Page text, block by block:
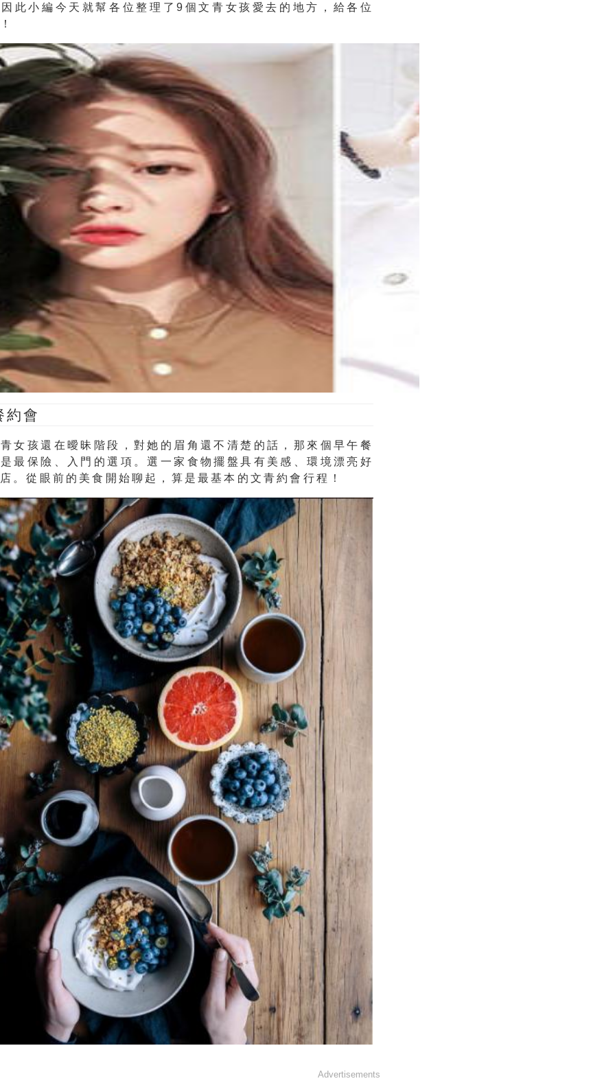
此小編今天就幫各位整理了9個文青女孩愛去的地方，給各位
約會
女孩還在曖昧階段，對她的眉角還不清楚的話，那來個 早午餐
最保險、入門的選項。選一家 食物擺盤具有美感 、環境漂亮好
。從眼前的美食開始聊起，算是最基本的文青約會行程！
Advertisements